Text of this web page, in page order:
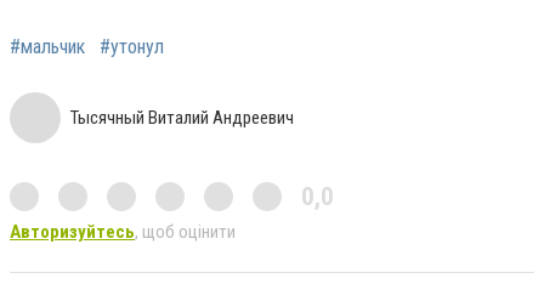
#мальчик #утонул
Тысячный Виталий Андреевич
0,0
Авторизуйтесь, щоб оцінити